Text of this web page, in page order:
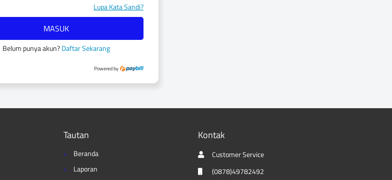
Lupa Kata Sandi?
MASUK
Belum punya akun?Daftar Sekarang
Powered by
Tautan
Beranda
Laporan
Kontak
Customer Service
(0878)49782492